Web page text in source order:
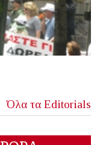
Όλα τα Editorials